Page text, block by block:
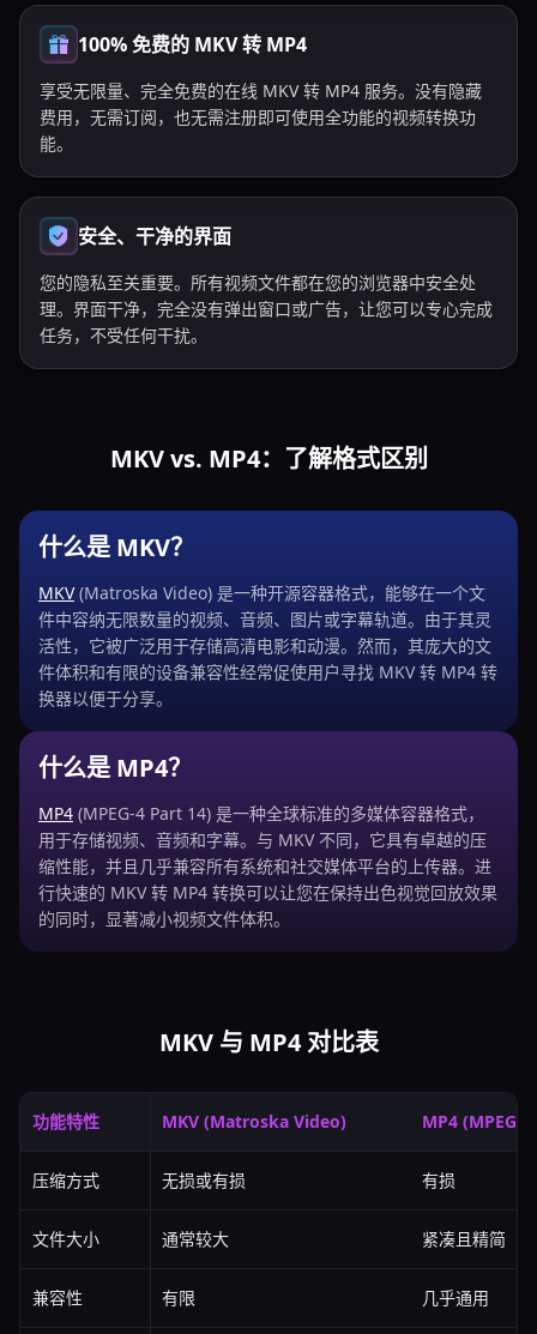
100% 免费的 MKV 转 MP4
享受无限量、完全免费的在线 MKV 转 MP4 服务。没有隐藏
费用，无需订阅，也无需注册即可使用全功能的视频转换功
能。
安全、干净的界面
您的隐私至关重要。所有视频文件都在您的浏览器中安全处
理。界面干净，完全没有弹出窗口或广告，让您可以专心完成
任务，不受任何干扰。
MKV vs. MP4：了解格式区别
什么是 MKV？
MKV(Matroska Video) 是一种开源容器格式，能够在一个文
件中容纳无限数量的视频、音频、图片或字幕轨道。由于其灵
活性，它被广泛用于存储高清电影和动漫。然而，其庞大的文
件体积和有限的设备兼容性经常促使用户寻找 MKV 转 MP4 转
换器以便于分享。
什么是 MP4？
MP4 (MPEG-4 Part 14) 是一种全球标准的多媒体容器格式，
用于存储视频、音频和字幕。与 MKV 不同，它具有卓越的压
缩性能，并且几乎兼容所有系统和社交媒体平台的上传器。进
行快速的 MKV 转 MP4 转换可以让您在保持出色视觉回放效果
的同时，显著减小视频文件体积。
MKV 与 MP4 对比表
功能特性 MKV (Matroska Video) MP4 (MPEG-
压缩方式 无损或有损 有损
文件大小 通常较大 紧凑且精简
兼容性 有限 几乎通用